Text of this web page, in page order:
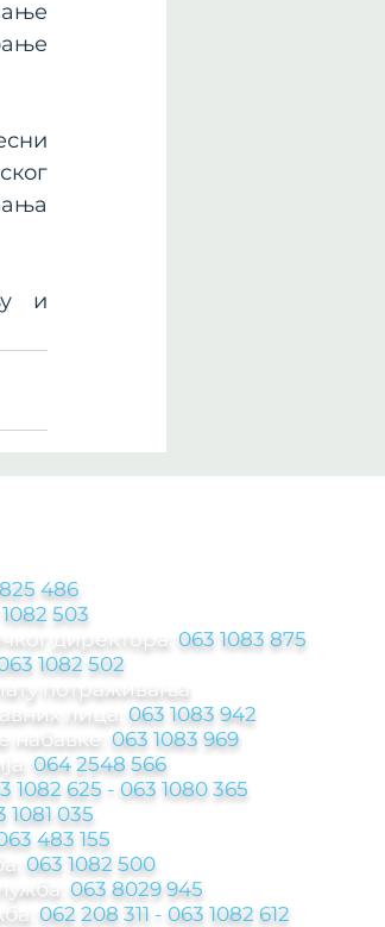
и
486
503
директора: 063 1083 875
1082 502
потраживања
лица: 063 1083 942
набавке: 063 1083 969
064 2548 566
1082 625 - 063 1080 365
1081 035
483 155
063 1082 500
063 8029 945
062 208 311 - 063 1082 612